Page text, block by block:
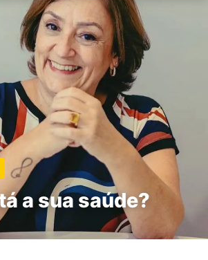
a sua saúde?